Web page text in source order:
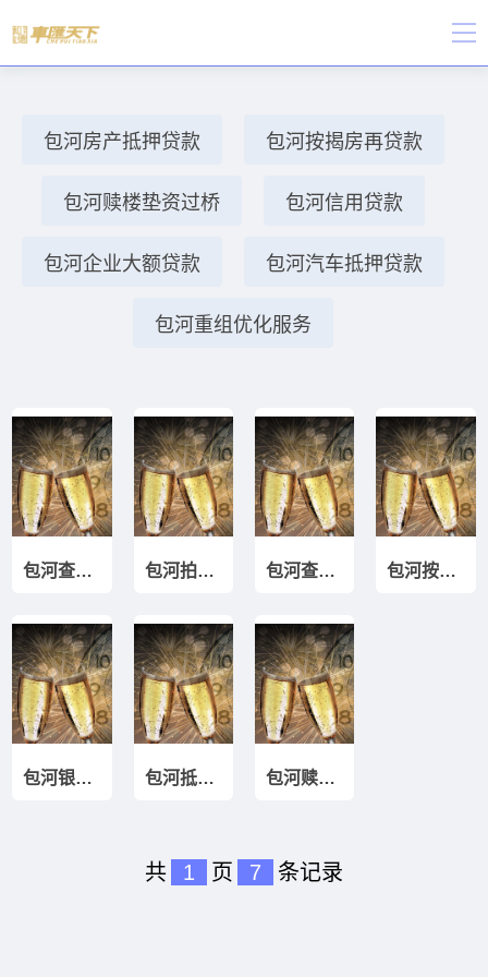
包河房产抵押贷款 包河按揭房再贷款
包河赎楼垫资过桥 包河信用贷款
包河企业大额贷款 包河汽车抵押贷款
包河重组优化服务
包河查封房解封 包河拍卖房贷款 包河查封房垫资 包河按揭转银行贷款
包河银行续贷垫资 包河抵押贷款垫资 包河赎楼垫资过桥
共 1 页 7 条记录